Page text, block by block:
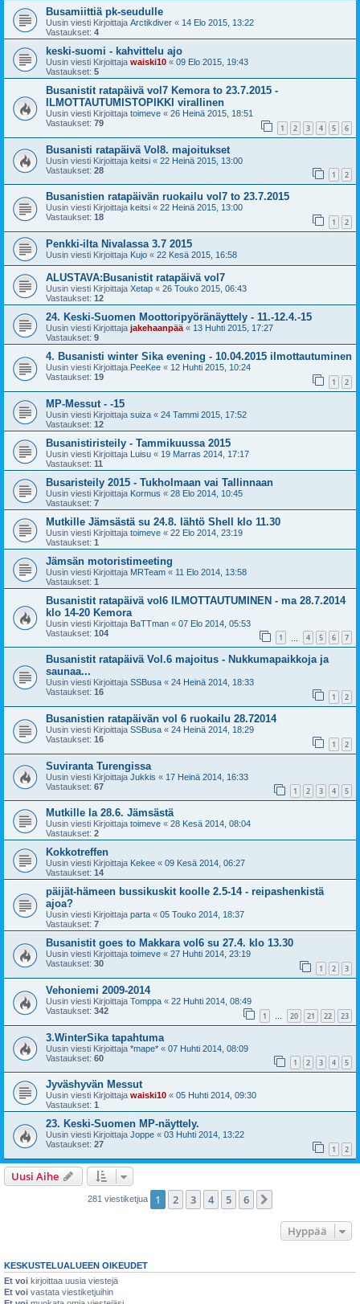
Busamiittiä pk-seudulle
Uusin viesti Kirjoittaja Arctikdiver « 14 Elo 2015, 13:22
Vastaukset: 4
keski-suomi - kahvittelu ajo
Uusin viesti Kirjoittaja waiski10 « 09 Elo 2015, 19:43
Vastaukset: 5
Busanistit ratapäivä vol7 Kemora to 23.7.2015 -
ILMOTTAUTUMISTOPIKKI virallinen
Uusin viesti Kirjoittaja toimeve « 26 Heinä 2015, 18:51
Vastaukset: 79 1 2 3 4 5 6
Busanisti ratapäivä Vol8. majoitukset
Uusin viesti Kirjoittaja keitsi « 22 Heinä 2015, 13:00
Vastaukset: 28 1 2
Busanistien ratapäivän ruokailu vol7 to 23.7.2015
Uusin viesti Kirjoittaja keitsi « 22 Heinä 2015, 13:00
Vastaukset: 18 1 2
Penkki-ilta Nivalassa 3.7 2015
Uusin viesti Kirjoittaja Kujo « 22 Kesä 2015, 16:58
ALUSTAVA:Busanistit ratapäivä vol7
Uusin viesti Kirjoittaja Xetap « 26 Touko 2015, 06:43
Vastaukset: 12
24. Keski-Suomen Moottoripyöränäyttely - 11.-12.4.-15
Uusin viesti Kirjoittaja jakehaanpää « 13 Huhti 2015, 17:27
Vastaukset: 9
4. Busanisti winter Sika evening - 10.04.2015 ilmottautuminen
Uusin viesti Kirjoittaja PeeKee « 12 Huhti 2015, 10:24
Vastaukset: 19 1 2
MP-Messut - -15
Uusin viesti Kirjoittaja suiza « 24 Tammi 2015, 17:52
Vastaukset: 12
Busanistiristeily - Tammikuussa 2015
Uusin viesti Kirjoittaja Luisu « 19 Marras 2014, 17:17
Vastaukset: 11
Busaristeily 2015 - Tukholmaan vai Tallinnaan
Uusin viesti Kirjoittaja Kormus « 28 Elo 2014, 10:45
Vastaukset: 7
Mutkille Jämsästä su 24.8. lähtö Shell klo 11.30
Uusin viesti Kirjoittaja toimeve « 22 Elo 2014, 23:19
Vastaukset: 1
Jämsän motoristimeeting
Uusin viesti Kirjoittaja MRTeam « 11 Elo 2014, 13:58
Vastaukset: 1
Busanistit ratapäivä vol6 ILMOTTAUTUMINEN - ma 28.7.2014
klo 14-20 Kemora
Uusin viesti Kirjoittaja BaTTman « 07 Elo 2014, 05:53
Vastaukset: 104 1 4 5 6 7
Busanistit ratapäivä Vol.6 majoitus - Nukkumapaikkoja ja
saunaa...
Uusin viesti Kirjoittaja SSBusa « 24 Heinä 2014, 18:33
Vastaukset: 16 1 2
Busanistien ratapäivän vol 6 ruokailu 28.72014
Uusin viesti Kirjoittaja SSBusa « 24 Heinä 2014, 18:29
Vastaukset: 16 1 2
Suviranta Turengissa
Uusin viesti Kirjoittaja Jukkis « 17 Heinä 2014, 16:33
Vastaukset: 67 1 2 3 4 5
Mutkille la 28.6. Jämsästä
Uusin viesti Kirjoittaja toimeve « 28 Kesä 2014, 08:04
Vastaukset: 2
Kokkotreffen
Uusin viesti Kirjoittaja Kekee « 09 Kesä 2014, 06:27
Vastaukset: 14
päijät-hämeen bussikuskit koolle 2.5-14 - reipashenkistä
ajoa?
Uusin viesti Kirjoittaja parta « 05 Touko 2014, 18:37
Vastaukset: 7
Busanistit goes to Makkara vol6 su 27.4. klo 13.30
Uusin viesti Kirjoittaja toimeve « 27 Huhti 2014, 23:19
Vastaukset: 30 1 2 3
Vehoniemi 2009-2014
Uusin viesti Kirjoittaja Tomppa « 22 Huhti 2014, 08:49
Vastaukset: 342 1 20 21 22 23
3.WinterSika tapahtuma
Uusin viesti Kirjoittaja *mape* « 07 Huhti 2014, 08:09
Vastaukset: 60 1 2 3 4 5
Jyväshyvän Messut
Uusin viesti Kirjoittaja waiski10 « 05 Huhti 2014, 09:30
Vastaukset: 1
23. Keski-Suomen MP-näyttely.
Uusin viesti Kirjoittaja Joppe « 03 Huhti 2014, 13:22
Vastaukset: 27 1 2
Uusi Aihe
281 viestiketjua 1 2 3 4 5 6
Hyppää
KESKUSTELUALUEEN OIKEUDET
Et voi kirjoittaa uusia viestejä
Et voi vastata viestiketjuihin